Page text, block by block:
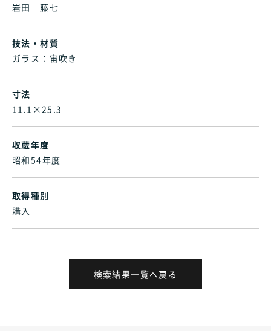
岩田 藤七
技法・材質
ガラス：宙吹き
寸法
11.1×25.3
収蔵年度
昭和54年度
取得種別
購入
検索結果一覧へ戻る